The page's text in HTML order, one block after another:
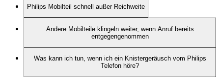
Philips Mobilteil schnell außer Reichweite
Andere Mobilteile klingeln weiter, wenn Anruf bereits
entgegengenommen
Was kann ich tun, wenn ich ein Knistergeräusch vom Philips
Telefon höre?